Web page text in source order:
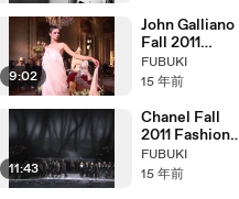
9:02
John Galliano
Fall 2011
Fashion Show
(full)
FUBUKI
15 年前
11:43
Chanel Fall
2011 Fashion
Show (full)
FUBUKI
15 年前